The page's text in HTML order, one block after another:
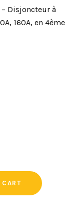
– Disjoncteur à
160A, en 4ème
CART